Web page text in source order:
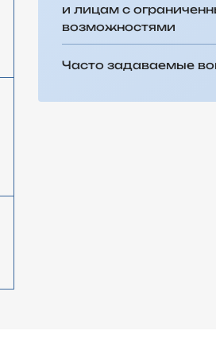
и лицам с
возможностями
Часто задаваемые